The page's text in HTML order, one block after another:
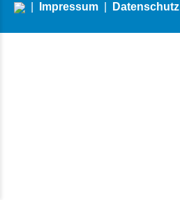
Impressum Datenschutz